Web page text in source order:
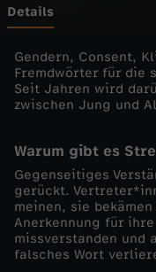
e
r
a
t
i
o
Details
Gendern, Consent,
Fremdwörter für die
Seit Jahren wird
zwischen Jung und
Warum gibt es
Gegenseitiges
gerückt.
meinen, sie
Anerkennung für
missverstanden und
falsches Wort